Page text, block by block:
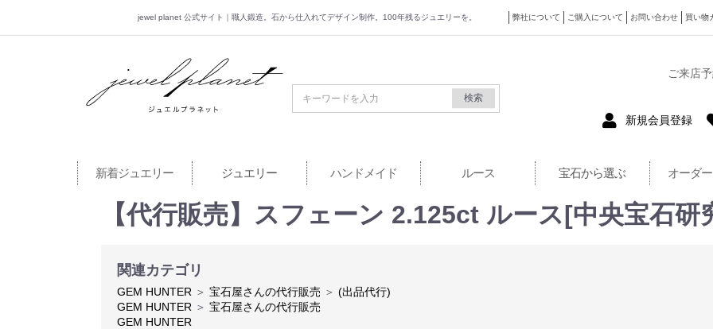
jewel planet 公式サイト｜職人鍛造。石から仕入れてデザイン制作。100年残るジュエリーを。 弊社について ご購入について お問い合わせ 買い物
jewel planet 公式サイト
検索
ご来店
新規会員登録
新着ジュエリー ジュエリー ハンドメイド ルース 宝石から選ぶ オーダ
【代行販売】スフェーン 2.125ct ルース[中央宝石研
関連カテゴリ
GEM HUNTER ＞ 宝石屋さんの代行販売 ＞ (出品代行)
GEM HUNTER ＞ 宝石屋さんの代行販売
GEM HUNTER